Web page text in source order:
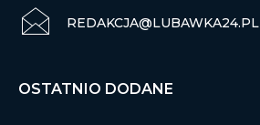
REDAKCJA@LUBAWKA24.PL
OSTATNIO DODANE